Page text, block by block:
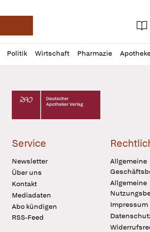
Deutsche Apotheker Zeitung
Aktuelle
login
Politik Wirtschaft Pharmazie
Profil
öffnen
Daz
Pur
Deutscher Apotheker Verlag Logo
Service
Newsletter
Über uns
Kontakt
Mediadaten
Abo kündigen
RSS-Feed
Allgemeine
Allgemeine
Impressum